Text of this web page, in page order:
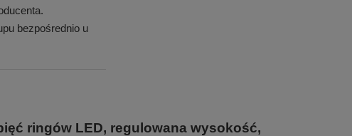
bezpośrednio u
ringów LED, regulowana wysokość,